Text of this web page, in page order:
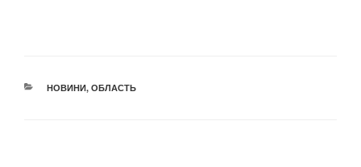
КАТЕГОРІЇ
НОВИНИ, ОБЛАСТЬ